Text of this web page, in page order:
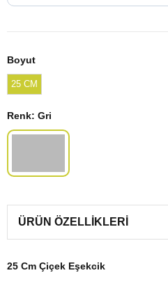
Boyut
25 CM
Renk: Gri
ÜRÜN ÖZELLIKLERI
25 Cm Çiçek Eşekcik